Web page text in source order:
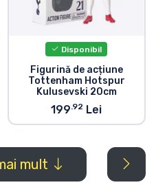
Disponibil
Figurină de acțiune
Tottenham Hotspur
Kulusevski 20cm
199.92 Lei
mult